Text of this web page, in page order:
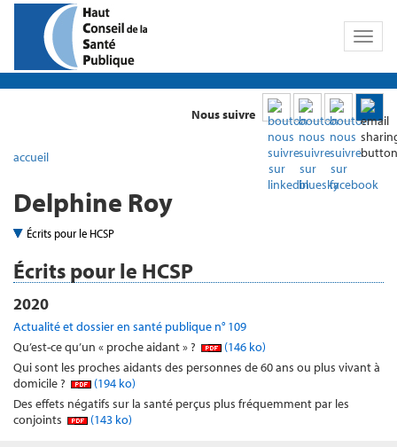
Toggle
Nous suivre
accueil
Delphine Roy
Écrits pour le HCSP
Écrits pour le HCSP
2020
Actualité et dossier en santé publique n° 109
Qu’est-ce qu’un « proche aidant » ?
(146 ko)
Qui sont les proches aidants des personnes de 60 ans ou plus vivant à
domicile ?
(194 ko)
Des effets négatifs sur la santé perçus plus fréquemment par les
conjoints
(143 ko)